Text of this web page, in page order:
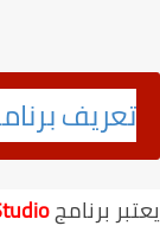
تعريف برنامج
برنامجStudio